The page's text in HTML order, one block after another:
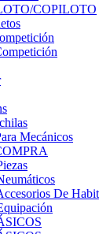
Mecánicos
De